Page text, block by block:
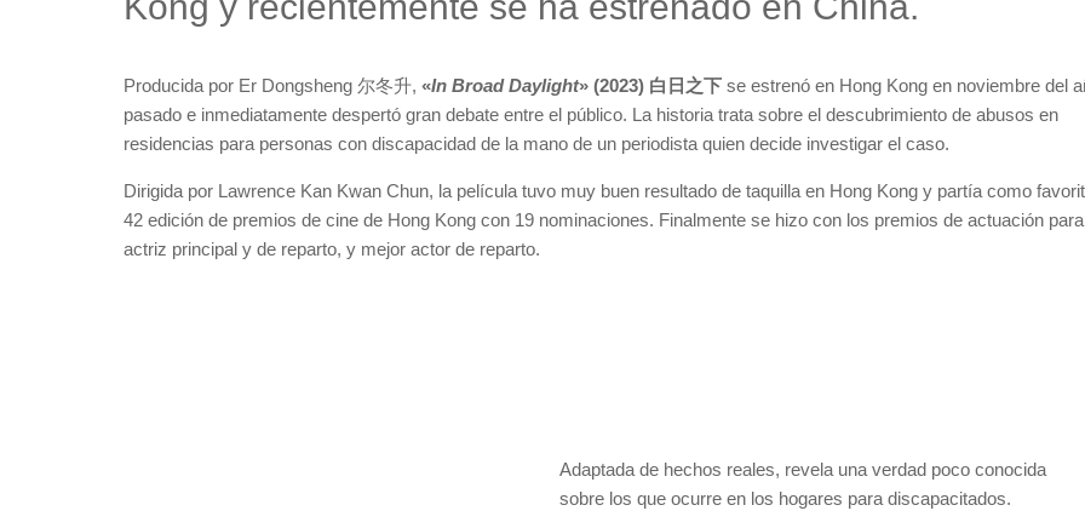
Producida por Er Dongsheng 尔冬升, «In Broad Daylight» (2023) 白日之下 se estrenó en Hong Kong en noviembre del
pasado e inmediatamente despertó gran debate entre el público. La historia trata sobre el descubrimiento de abusos en
residencias para personas con discapacidad de la mano de un periodista quien decide investigar el caso.
Dirigida por Lawrence Kan Kwan Chun, la película tuvo muy buen resultado de taquilla en Hong Kong y partía como
42 edición de premios de cine de Hong Kong con 19 nominaciones. Finalmente se hizo con los premios de actuación
actriz principal y de reparto, y mejor actor de reparto.
Adaptada de hechos reales, revela una verdad poco conocida
sobre los que ocurre en los hogares para discapacitados.